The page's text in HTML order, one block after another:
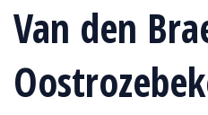
Van den